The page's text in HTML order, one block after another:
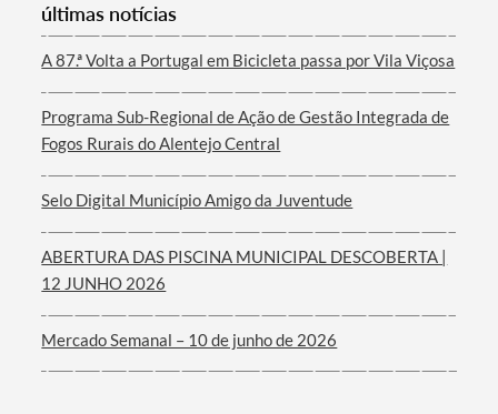
Termo de Pesquisa
Categorias gerais
últimas notícias
A 87.ª Volta a Portugal em Bicicleta passa por Vila Viçosa
Programa Sub-Regional de Ação de Gestão Integrada de
Fogos Rurais do Alentejo Central
Selo Digital Município Amigo da Juventude
ABERTURA DAS PISCINA MUNICIPAL DESCOBERTA |
12 JUNHO 2026
Mercado Semanal – 10 de junho de 2026